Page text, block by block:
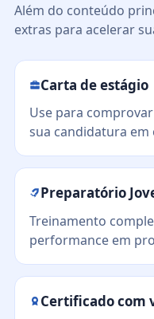
Além do conteúdo
extras para acelerar
Carta de estágio
Use para
sua candidatura
Preparatório
Treinamento
performance em
Certificado com